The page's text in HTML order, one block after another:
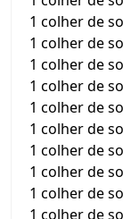
1 colher de
1 colher de
1 colher de
1 colher de
1 colher de
1 colher de
1 colher de
1 colher de
1 colher de
1 colher de